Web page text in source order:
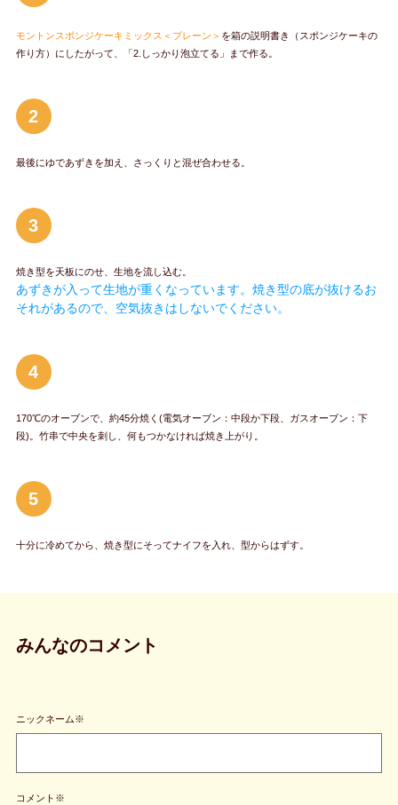
モントンスポンジケーキミックス＜プレーン＞ を箱の説明書き（スポンジケーキの
作り方）にしたがって、「2.しっかり泡立てる」まで作る。
2
最後にゆであずきを加え、さっくりと混ぜ合わせる。
3
焼き型を天板にのせ、生地を流し込む。
あずきが入って生地が重くなっています。焼き型の底が抜けるお
それがあるので、空気抜きはしないでください。
4
170℃のオーブンで、約45分焼く(電気オーブン：中段か下段、ガスオーブン：下
段)。竹串で中央を刺し、何もつかなければ焼き上がり。
5
十分に冷めてから、焼き型にそってナイフを入れ、型からはずす。
みんなのコメント
ニックネーム※
コメント※